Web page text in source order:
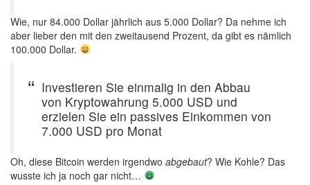
Wie, nur 84.000 Dollar jährlich aus 5.000 Dollar? Da nehme ich
aber lieber den mit den zweitausend Prozent, da gibt es nämlich
100.000 Dollar.
Investieren Sie einmalig in den Abbau
von Kryptowahrung 5.000 USD und
erzielen Sie ein passives Einkommen von
7.000 USD pro Monat
Oh, diese Bitcoin werden irgendwo abgebaut? Wie Kohle? Das
wusste ich ja noch gar nicht…